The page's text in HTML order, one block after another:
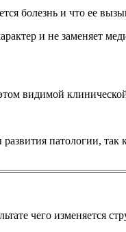
болезнь и что ее
и не заменяет
видимой
патологии, так
чего изменяется